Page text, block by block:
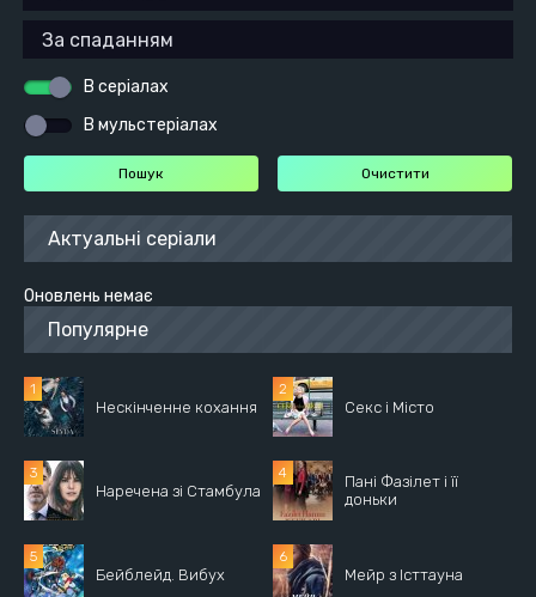
В серіалах
В мульстеріалах
Актуальні серіали
Оновлень немає
Популярне
Нескінченне кохання Секс і Місто
Наречена зі Стамбула
Пані Фазілет і її
доньки
Бейблейд. Вибух Мейр з Істтауна